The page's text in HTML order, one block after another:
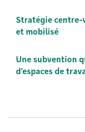
Stratégie
et mobilisé
Une subvention
d’espaces de